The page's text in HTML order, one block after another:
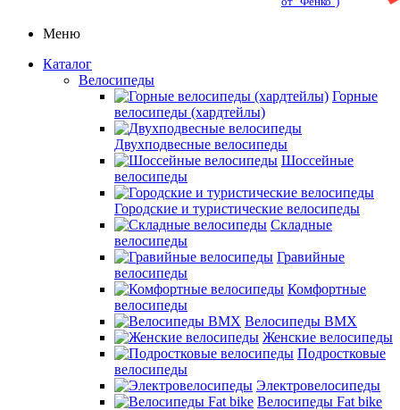
Меню
Каталог
Велосипеды
Горные
велосипеды (хардтейлы)
Двухподвесные велосипеды
Шоссейные
велосипеды
Городские и туристические велосипеды
Складные
велосипеды
Гравийные
велосипеды
Комфортные
велосипеды
Велосипеды BMX
Женские велосипеды
Подростковые
велосипеды
Электровелосипеды
Велосипеды Fat bike